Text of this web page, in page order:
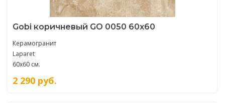
Gobi коричневый GO 0050 60х60
Керамогранит
Laparet
60x60 см.
2 290 руб.